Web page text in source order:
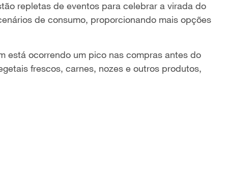
repletas de eventos para celebrar a virada do
de consumo, proporcionando mais opções
está ocorrendo um pico nas compras antes do
frescos, carnes, nozes e outros produtos,